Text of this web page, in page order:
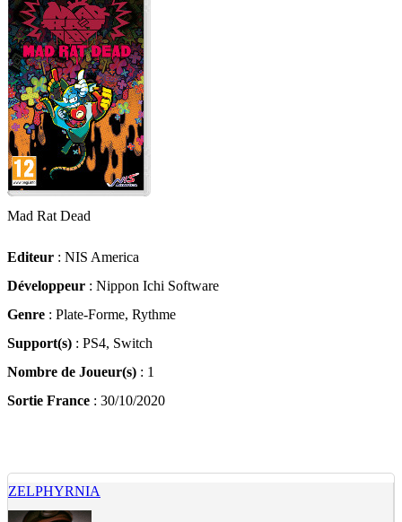
Mad Rat Dead
Editeur : NIS America
Développeur : Nippon Ichi Software
Genre : Plate-Forme, Rythme
Support(s) : PS4, Switch
Nombre de Joueur(s) : 1
Sortie France : 30/10/2020
ZELPHYRNIA